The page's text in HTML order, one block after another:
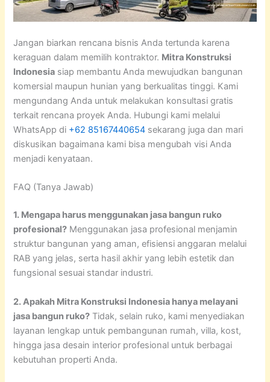
Jangan biarkan rencana bisnis Anda tertunda karena
keraguan dalam memilih kontraktor. Mitra Konstruksi
Indonesia siap membantu Anda mewujudkan bangunan
komersial maupun hunian yang berkualitas tinggi. Kami
mengundang Anda untuk melakukan konsultasi gratis
terkait rencana proyek Anda. Hubungi kami melalui
WhatsApp di +62 85167440654 sekarang juga dan mari
diskusikan bagaimana kami bisa mengubah visi Anda
menjadi kenyataan.
FAQ (Tanya Jawab)
1. Mengapa harus menggunakan jasa bangun ruko
profesional? Menggunakan jasa profesional menjamin
struktur bangunan yang aman, efisiensi anggaran melalui
RAB yang jelas, serta hasil akhir yang lebih estetik dan
fungsional sesuai standar industri.
2. Apakah Mitra Konstruksi Indonesia hanya melayani
jasa bangun ruko? Tidak, selain ruko, kami menyediakan
layanan lengkap untuk pembangunan rumah, villa, kost,
hingga jasa desain interior profesional untuk berbagai
kebutuhan properti Anda.